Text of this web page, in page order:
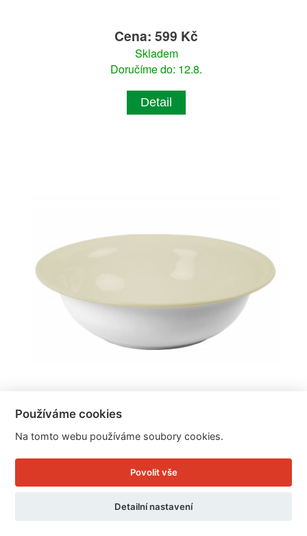
Cena: 599 Kč
Skladem
Doručíme do: 12.8.
Detail
Cena: 719 Kč
Skladem
Doručíme do: 12.8.
Používáme cookies
Na tomto webu používáme soubory cookies.
Povolit vše
Detailní nastavení